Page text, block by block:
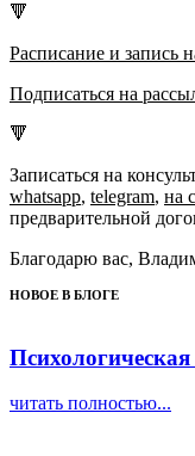
🔻
Расписание и запись
Подписаться на
🔻
Записаться на
whatsapp, telegram, на
предварительной
Благодарю вас,
НОВОЕ В БЛОГЕ
читать полностью...